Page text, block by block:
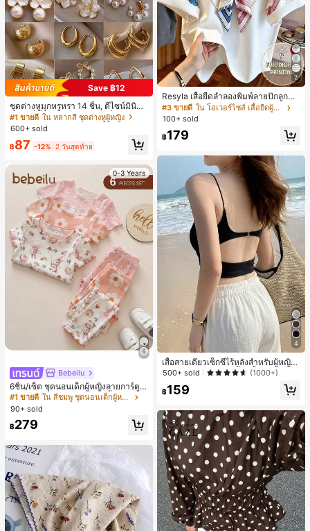
Save ฿12
ชุดต่างหูมุกหรูหรา 14 ชิ้น, ดีไซน์มินิมอ
ลใหม่ที่เป็นเอกลักษณ์ ต่างหูที่สง่างาม
สำหรับผู้หญิง, ของขวัญสำหรับเธอ
#1 ขายดี ใน หลากสี ชุดต่างหูผู้หญิง
600+ sold
฿87 -12% 2 วันสุดท้าย
0-3 Years
Bebeilu
6ชิ้น/เซ็ต ชุดนอนเด็กผู้หญิงลายการ์ตูน
หมีและดอกไม้ คอกลม แขนสั้น กางเกง
ขาสั้น ขอบระบาย สวมใส่สบาย
#1 ขายดี
ใน สีชมพู ชุดนอนเด็กผู้หญิง
90+ sold
฿279
7
Resyla เสื้อยืดลำลองพิมพ์ลายปักลูกปัด
รูปโบว์ขนาดใหญ่สำหรับผู้หญิง
#3 ขายดี
ใน โอเวอร์ไซส์ เสื้อยืดผู้หญิง
100+ sold
฿179
4
เสื้อสายเดี่ยวเซ็กซี่ไร้หลังสำหรับผู้หญิง
พร้อมบราแบบมีฟองน้ำ, เสื้อกล้ามแขน
500+ sold (1000+)
฿159